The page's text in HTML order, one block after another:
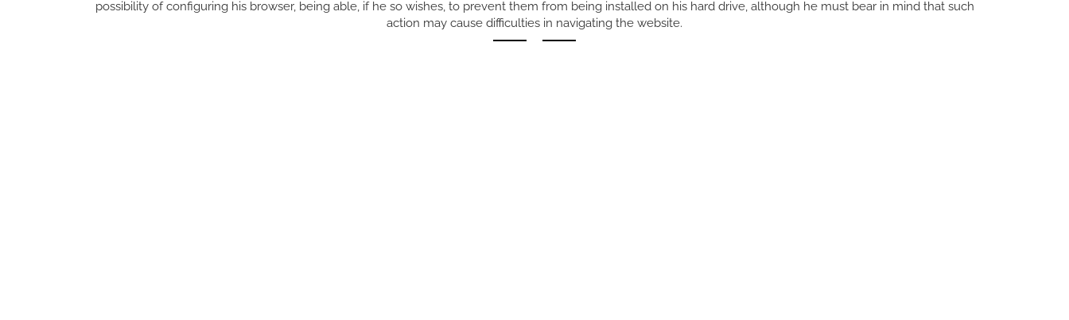
possibility of configuring his browser, being able, if he so wishes, to prevent them from being installed on his hard drive, although he must bear in mind that such
action may cause difficulties in navigating the website.